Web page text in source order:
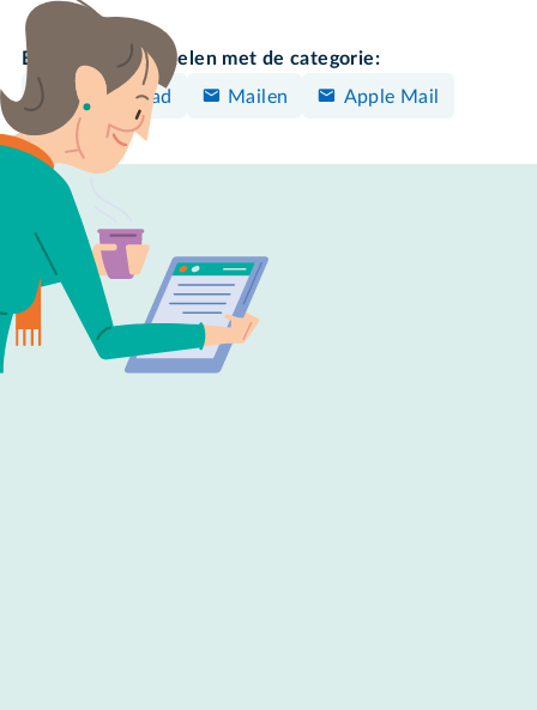
Bekijk meer artikelen met de categorie:
iPhone/iPad
Mailen Apple Mail